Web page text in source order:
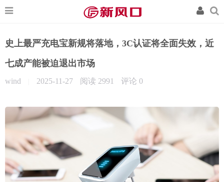
史上最严充电宝新规将落地，3C认证将全面失效，近
七成产能被迫退出市场
wind 2025-11-27 阅读 2991 评论 0